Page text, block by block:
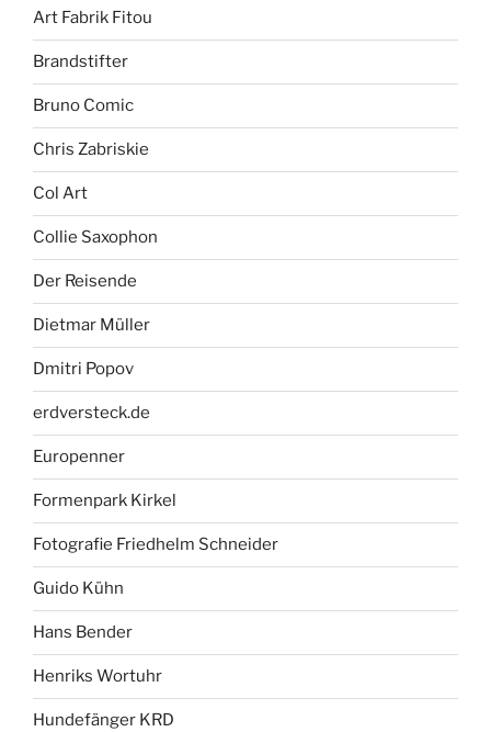
Art Fabrik Fitou
Brandstifter
Bruno Comic
Chris Zabriskie
Col Art
Collie Saxophon
Der Reisende
Dietmar Müller
Dmitri Popov
erdversteck.de
Europenner
Formenpark Kirkel
Fotografie Friedhelm Schneider
Guido Kühn
Hans Bender
Henriks Wortuhr
Hundefänger KRD